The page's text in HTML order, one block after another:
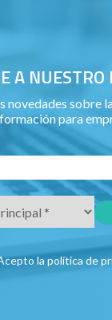
A
novedades sobre
para
la política de